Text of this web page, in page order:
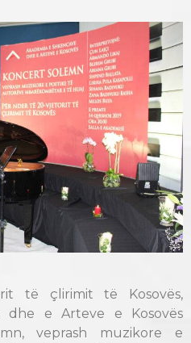
të çlirimit të Kosovës,
dhe e Arteve e Kosovës
veprash muzikore e